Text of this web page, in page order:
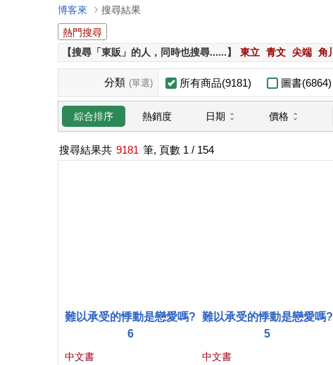
博客來
搜尋結果
熱門搜尋
【搜尋「東販」的人，同時也搜尋......】
東立 青文 尖端 角川
分類 (單選) 所有商品(9181) 圖書(6864)
綜合排序 熱銷度 日期 價格
搜尋結果共 9181 筆, 頁數 1 / 154
難以承受的悸動是戀愛嗎?
6
中文書
難以承受的悸動是戀愛嗎?
5
中文書